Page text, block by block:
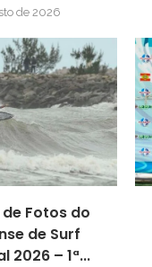
de 2026
Fotos do
de Surf
2026 – 1ª...